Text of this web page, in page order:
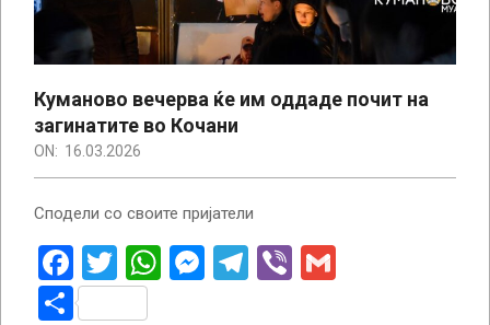
Куманово вечерва ќе им оддаде почит на
загинатите во Кочани
ON: 16.03.2026
Сподели со своите пријатели
Facebook
Twitter
WhatsApp
Messenger
Telegram
Viber
Share